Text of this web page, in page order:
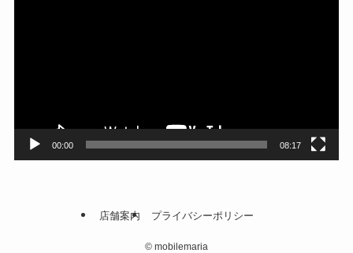
00:00 08:17
店舗案内 プライバシーポリシー
© mobilemaria